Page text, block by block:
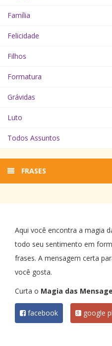
Família
Felicidade
Filhos
Formatura
Grávidas
Luto
Todos Assuntos
FRASES
Aqui você encontra a magia
todo seu sentimento em
frases. A mensagem certa
você gosta.
Curta o Magia das
facebook google